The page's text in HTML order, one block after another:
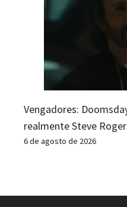
Vengadores:
realmente Steve
6 de agosto de 2026